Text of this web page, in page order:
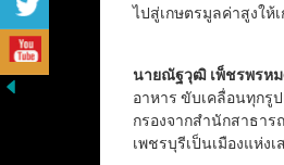
ไปสู่เกษตรมูลค่าสูงให้
นายณัฐวุฒิ เพ็ชรพรหม
อาหาร ขับเคลื่อนทุกรู
กรองจากสำนักสาธา
เพชรบุรีเป็นเมืองแห่งเ